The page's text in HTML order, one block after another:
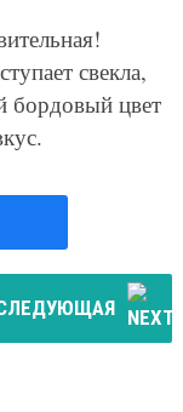
свекла,
бордовый цвет